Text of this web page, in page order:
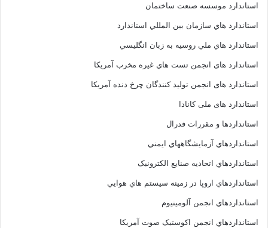
استاندارد موسسه صنعت ساختمان
استاندارد هاي سازمان بين المللي استاندارد
استاندارد هاي ملي روسيه به زبان انگليسي
استاندارد های انجمن تست هاي غيره مخرب آمريکا
استاندارد های انجمن توليد کنندگان چرخ دنده آمريکا
استاندارد های ملی کانادا
استانداردها و مقررات فدرال
استانداردهاي آزمايشگاههاي ايمني
استانداردهاي اتحاديه صنايع الکترونبک
استانداردهاي اروپا در زمينه سيستم هاي هوايي
استانداردهاي انجمن آلومينيوم
استانداردهاي انجمن اکوستيک صوت آمريکا